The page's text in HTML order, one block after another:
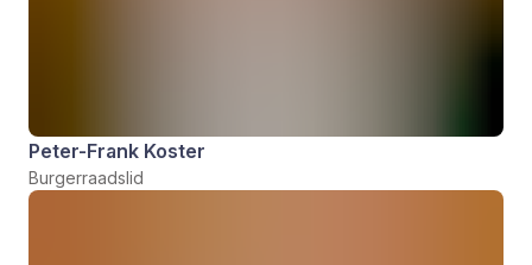
Peter-Frank Koster
Burgerraadslid